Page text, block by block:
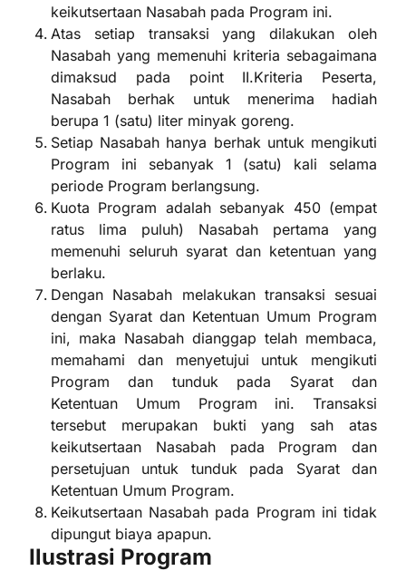
keikutsertaan Nasabah pada Program ini.
Atas setiap transaksi yang dilakukan oleh
Nasabah yang memenuhi kriteria sebagaimana
dimaksud pada point II.Kriteria Peserta,
Nasabah berhak untuk menerima hadiah
berupa 1 (satu) liter minyak goreng.
Setiap Nasabah hanya berhak untuk mengikuti
Program ini sebanyak 1 (satu) kali selama
periode Program berlangsung.
Kuota Program adalah sebanyak 450 (empat
ratus lima puluh) Nasabah pertama yang
memenuhi seluruh syarat dan ketentuan yang
berlaku.
Dengan Nasabah melakukan transaksi sesuai
dengan Syarat dan Ketentuan Umum Program
ini, maka Nasabah dianggap telah membaca,
memahami dan menyetujui untuk mengikuti
Program dan tunduk pada Syarat dan
Ketentuan Umum Program ini. Transaksi
tersebut merupakan bukti yang sah atas
keikutsertaan Nasabah pada Program dan
persetujuan untuk tunduk pada Syarat dan
Ketentuan Umum Program.
Keikutsertaan Nasabah pada Program ini tidak
dipungut biaya apapun.
Ilustrasi Program